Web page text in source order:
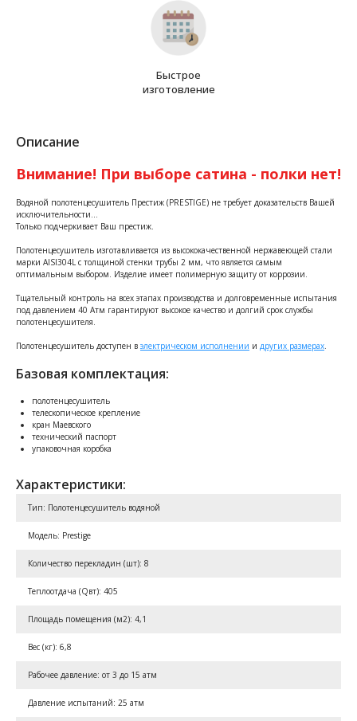
Быстрое
изготовление
Описание
Внимание! При выборе сатина - полки нет!
Водяной полотенцесушитель Престиж (PRESTIGE) не требует доказательств Вашей
исключительности…
Только подчеркивает Ваш престиж.
Полотенцесушитель изготавливается из высококачественной нержавеющей стали
марки AISI304L с толщиной стенки трубы 2 мм, что является самым
оптимальным выбором. Изделие имеет полимерную защиту от коррозии.
Тщательный контроль на всех этапах производства и долговременные испытания
под давлением 40 Атм гарантируют высокое качество и долгий срок службы
полотенцесушителя.
Полотенцесушитель доступен в электрическом исполнении и других размерах.
Базовая комплектация:
полотенцесушитель
телескопическое крепление
кран Маевского
технический паспорт
упаковочная коробка
Характеристики:
Тип: Полотенцесушитель водяной
Модель: Prestige
Количество перекладин (шт): 8
Теплоотдача (Qвт): 405
Площадь помещения (м2): 4,1
Вес (кг): 6,8
Рабочее давление: от 3 до 15 атм
Давление испытаний: 25 атм